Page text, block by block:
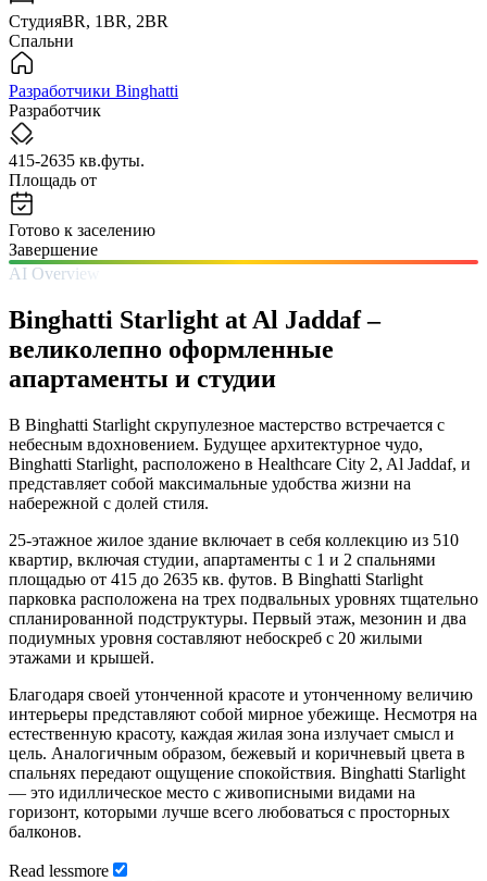
СтудияBR, 1BR, 2BR
Спальни
Разработчики Binghatti
Разработчик
415-2635 кв.футы.
Площадь от
Готово к заселению
Завершение
AI Overview
Binghatti Starlight at Al Jaddaf –
великолепно оформленные
апартаменты и студии
В Binghatti Starlight скрупулезное мастерство встречается с
небесным вдохновением. Будущее архитектурное чудо,
Binghatti Starlight, расположено в Healthcare City 2, Al Jaddaf, и
представляет собой максимальные удобства жизни на
набережной с долей стиля.
25-этажное жилое здание включает в себя коллекцию из 510
квартир, включая студии, апартаменты с 1 и 2 спальнями
площадью от 415 до 2635 кв. футов. В Binghatti Starlight
парковка расположена на трех подвальных уровнях тщательно
спланированной подструктуры. Первый этаж, мезонин и два
подиумных уровня составляют небоскреб с 20 жилыми
этажами и крышей.
Благодаря своей утонченной красоте и утонченному величию
интерьеры представляют собой мирное убежище. Несмотря на
естественную красоту, каждая жилая зона излучает смысл и
цель. Аналогичным образом, бежевый и коричневый цвета в
спальнях передают ощущение спокойствия. Binghatti Starlight
— это идиллическое место с живописными видами на
горизонт, которыми лучше всего любоваться с просторных
балконов.
Read lessmore